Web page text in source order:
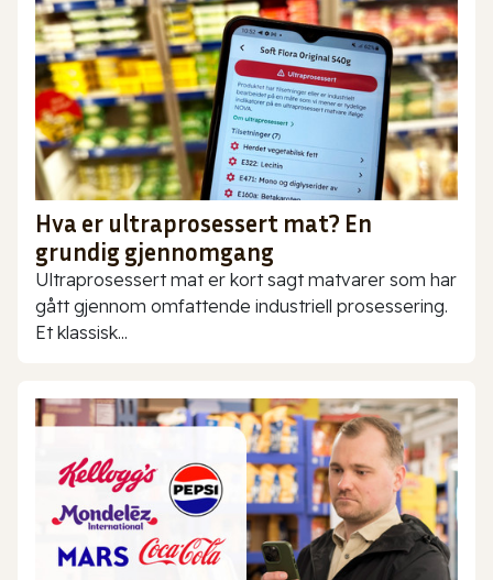
Hva er ultraprosessert mat? En
grundig gjennomgang
Ultraprosessert mat er kort sagt matvarer som har
gått gjennom omfattende industriell prosessering.
Et klassisk...